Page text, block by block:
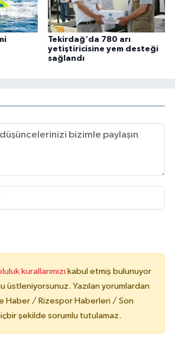
Tekirdağ'da 780 arı
yetiştiricisine yem desteği
sağlandı
kurallarımızı kabul etmiş bulunuyor
üstleniyorsunuz. Yazılan yorumlardan
Haber / Rizespor Haberleri / Son
şekilde sorumlu tutulamaz.